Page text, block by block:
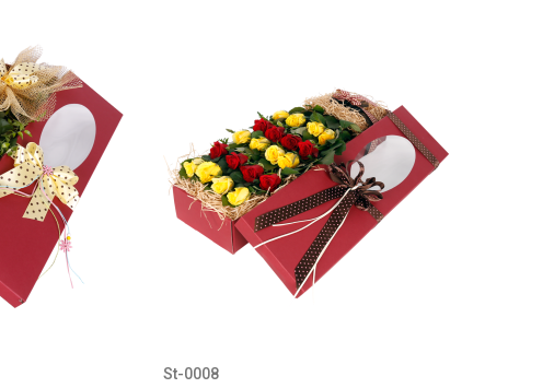
St-0008